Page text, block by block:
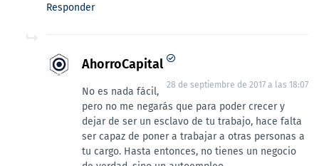
Responder
AhorroCapital
28 de septiembre de 2017 a las 18:07
No es nada fácil,
pero no me negarás que para poder crecer y
dejar de ser un esclavo de tu trabajo, hace falta
ser capaz de poner a trabajar a otras personas a
tu cargo. Hasta entonces, no tienes un negocio